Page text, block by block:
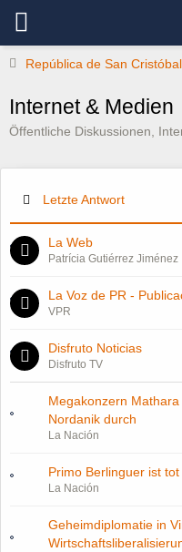
República de San Cristóbal
Internet & Medien
Öffentliche Diskussionen,
Letzte Antwort
La Web
Patrícia Gutiérrez Jiménez
La Voz de PR -
VPR
Disfruto Noticias
Disfruto TV
Megakonzern
Nordanik durch
La Nación
Primo Berlinguer ist tot
La Nación
Geheimdiplomatie in